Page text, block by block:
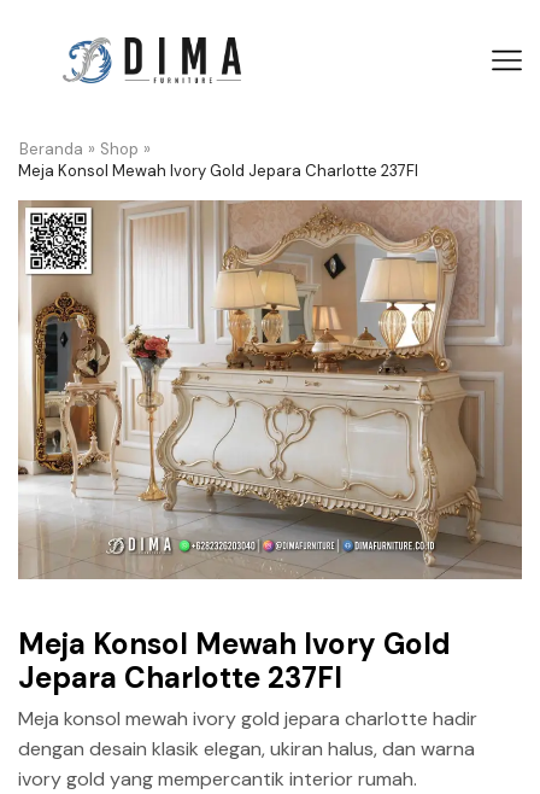
Beranda » Shop »
Meja Konsol Mewah Ivory Gold Jepara Charlotte 237FI
Meja Konsol Mewah Ivory Gold
Jepara Charlotte 237FI
Meja konsol mewah ivory gold jepara charlotte hadir
dengan desain klasik elegan, ukiran halus, dan warna
ivory gold yang mempercantik interior rumah.